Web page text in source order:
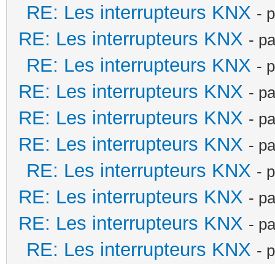
RE: Les interrupteurs KNX -
RE: Les interrupteurs KNX -
RE: Les interrupteurs KNX -
RE: Les interrupteurs KNX -
RE: Les interrupteurs KNX -
RE: Les interrupteurs KNX -
RE: Les interrupteurs KNX -
RE: Les interrupteurs KNX -
RE: Les interrupteurs KNX -
RE: Les interrupteurs KNX -